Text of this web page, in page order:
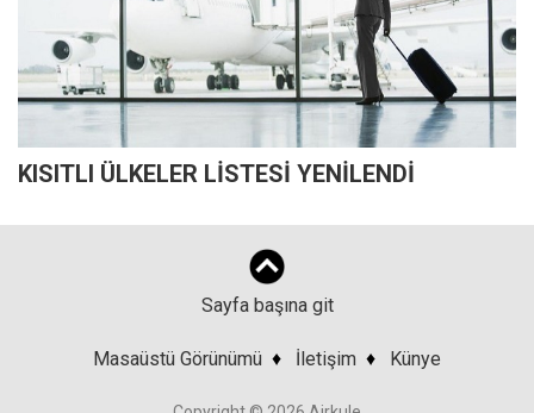
KISITLI ÜLKELER LİSTESİ YENİLENDİ
Sayfa başına git
Masaüstü Görünümü ♦ İletişim ♦ Künye